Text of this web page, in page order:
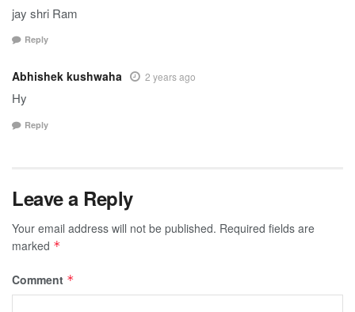
jay shri Ram
Reply
Abhishek kushwaha 2 years ago
Hy
Reply
Leave a Reply
Your email address will not be published. Required fields are
marked *
Comment *